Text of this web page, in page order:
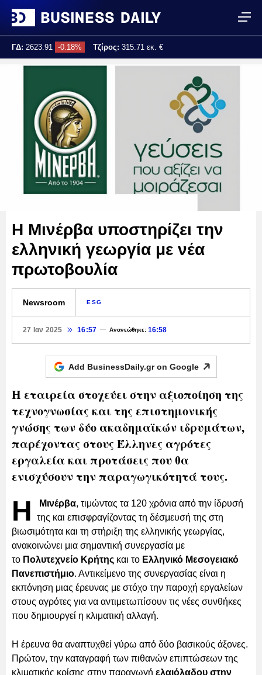
ΓΔ: 2623.91 -0.18% Τζίρος: 315.71 εκ. €
Η Μινέρβα υποστηρίζει την
ελληνική γεωργία με νέα
πρωτοβουλία
Newsroom ESG
27 Ιαν 2025 16:57 Ανανεώθηκε: 16:58
Add BusinessDaily.gr on Google
Η εταιρεία στοχεύει στην αξιοποίηση της
τεχνογνωσίας και της επιστημονικής
γνώσης των δύο ακαδημαϊκών ιδρυμάτων,
παρέχοντας στους Έλληνες αγρότες
εργαλεία και προτάσεις που θα
ενισχύσουν την παραγωγικότητά τους.
Η Μινέρβα, τιμώντας τα 120 χρόνια από την ίδρυσή
της και επισφραγίζοντας τη δέσμευσή της στη
βιωσιμότητα και τη στήριξη της ελληνικής γεωργίας,
ανακοινώνει μια σημαντική συνεργασία με
το Πολυτεχνείο Κρήτης και το Ελληνικό Μεσογειακό
Πανεπιστήμιο. Αντικείμενο της συνεργασίας είναι η
εκπόνηση μιας έρευνας με στόχο την παροχή εργαλείων
στους αγρότες για να αντιμετωπίσουν τις νέες συνθήκες
που δημιουργεί η κλιματική αλλαγή.
Η έρευνα θα αναπτυχθεί γύρω από δύο βασικούς άξονες.
Πρώτον, την καταγραφή των πιθανών επιπτώσεων της
κλιματικής κρίσης στην παραγωγή ελαιόλαδου στην